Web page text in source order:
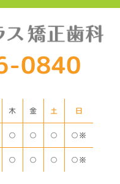
0840
木 金 土 日
○ ○ ○ ○※
○ ○ ○ ○※